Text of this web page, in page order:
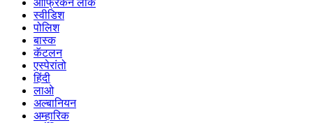
आफ्रिकन लोक
स्वीडिश
पोलिश
बास्क
कॅटलन
एस्पेरांतो
हिंदी
लाओ
अल्बानियन
अम्हारिक